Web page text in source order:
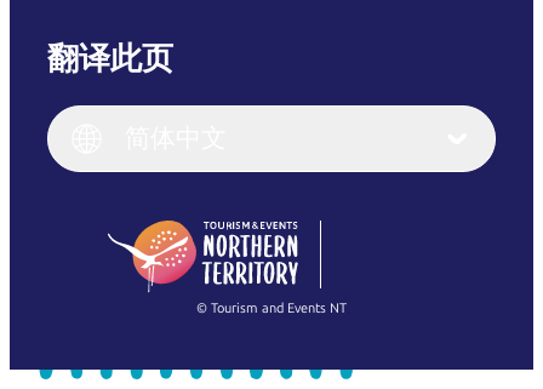
翻译此页
English (US)
English
(Singapore)
Français
繁體中文
© Tourism and Events NT